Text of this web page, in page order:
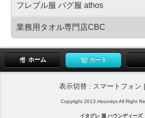
フレブル服 パグ服 athos
業務用タオル専門店CBC
ホーム カート
表示切替 : スマートフォン |
Copyright 2013.Houndys All Right
イタグレ 服 ハウンディーズ